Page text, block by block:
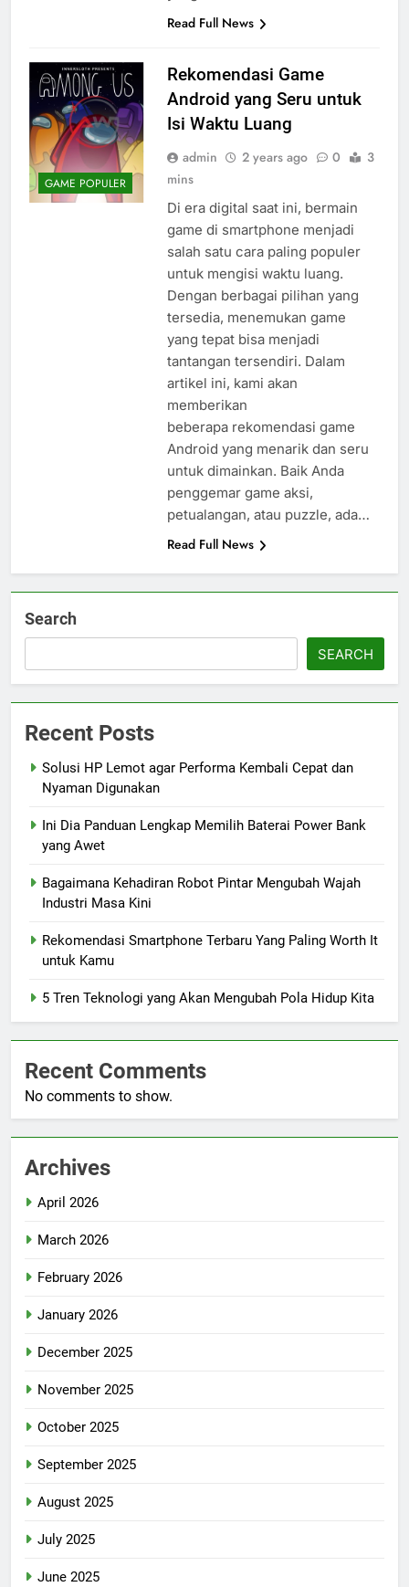
Read Full News
GAME POPULER
Rekomendasi Game
Android yang Seru untuk
Isi Waktu Luang
admin 2 years ago 0
3
mins
Di era digital saat ini, bermain
game di smartphone menjadi
salah satu cara paling populer
untuk mengisi waktu luang.
Dengan berbagai pilihan yang
tersedia, menemukan game
yang tepat bisa menjadi
tantangan tersendiri. Dalam
artikel ini, kami akan
memberikan
beberapa rekomendasi game
Android yang menarik dan seru
untuk dimainkan. Baik Anda
penggemar game aksi,
petualangan, atau puzzle, ada…
Read Full News
Search
SEARCH
Recent Posts
Solusi HP Lemot agar Performa Kembali Cepat dan
Nyaman Digunakan
Ini Dia Panduan Lengkap Memilih Baterai Power Bank
yang Awet
Bagaimana Kehadiran Robot Pintar Mengubah Wajah
Industri Masa Kini
Rekomendasi Smartphone Terbaru Yang Paling Worth It
untuk Kamu
5 Tren Teknologi yang Akan Mengubah Pola Hidup Kita
Recent Comments
No comments to show.
Archives
April 2026
March 2026
February 2026
January 2026
December 2025
November 2025
October 2025
September 2025
August 2025
July 2025
June 2025